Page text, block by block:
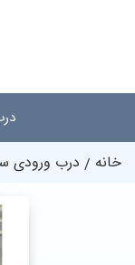
خانه درب ورودی